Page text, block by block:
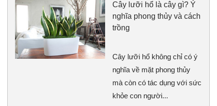
Cây lưỡi hổ là cây gì? Ý
nghĩa phong thủy và cách
trồng
Cây lưỡi hổ không chỉ có ý
nghĩa về mặt phong thủy
mà còn có tác dụng với sức
khỏe con người...